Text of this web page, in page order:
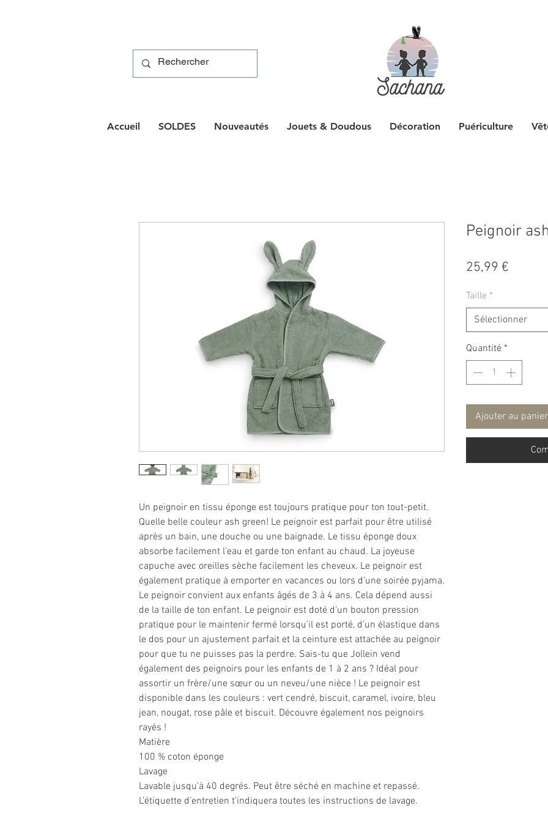
Accueil SOLDES Nouveautés Jouets & Doudous Décoration Puériculture
Un peignoir en tissu éponge est toujours pratique pour ton tout-petit.
Quelle belle couleur ash green! Le peignoir est parfait pour être utilisé
après un bain, une douche ou une baignade. Le tissu éponge doux
absorbe facilement l’eau et garde ton enfant au chaud. La joyeuse
capuche avec oreilles sèche facilement les cheveux. Le peignoir est
également pratique à emporter en vacances ou lors d’une soirée pyjama.
Le peignoir convient aux enfants âgés de 3 à 4 ans. Cela dépend aussi
de la taille de ton enfant. Le peignoir est doté d’un bouton pression
pratique pour le maintenir fermé lorsqu’il est porté, d’un élastique dans
le dos pour un ajustement parfait et la ceinture est attachée au peignoir
pour que tu ne puisses pas la perdre. Sais-tu que Jollein vend
également des peignoirs pour les enfants de 1 à 2 ans ? Idéal pour
assortir un frère/une sœur ou un neveu/une nièce ! Le peignoir est
disponible dans les couleurs : vert cendré, biscuit, caramel, ivoire, bleu
jean, nougat, rose pâle et biscuit. Découvre également nos peignoirs
rayés !
Matière
100 % coton éponge
Lavage
Lavable jusqu'à 40 degrés. Peut être séché en machine et repassé.
L’étiquette d’entretien t'indiquera toutes les instructions de lavage.
Peignoir
25,99 €
Taille *
Sélectionner
Quantité *
Ajouter au panier